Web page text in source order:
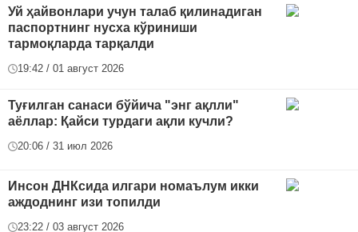
Уй ҳайвонлари учун талаб қилинадиган
паспортнинг нусха кўриниши
тармоқларда тарқалди
19:42 / 01 август 2026
Туғилган санаси бўйича "энг ақлли"
аёллар: Қайси турдаги ақли кучли?
20:06 / 31 июл 2026
Инсон ДНКсида илгари номаълум икки
аждоднинг изи топилди
23:22 / 03 август 2026